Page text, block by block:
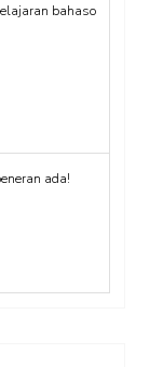
bahaso
ada!